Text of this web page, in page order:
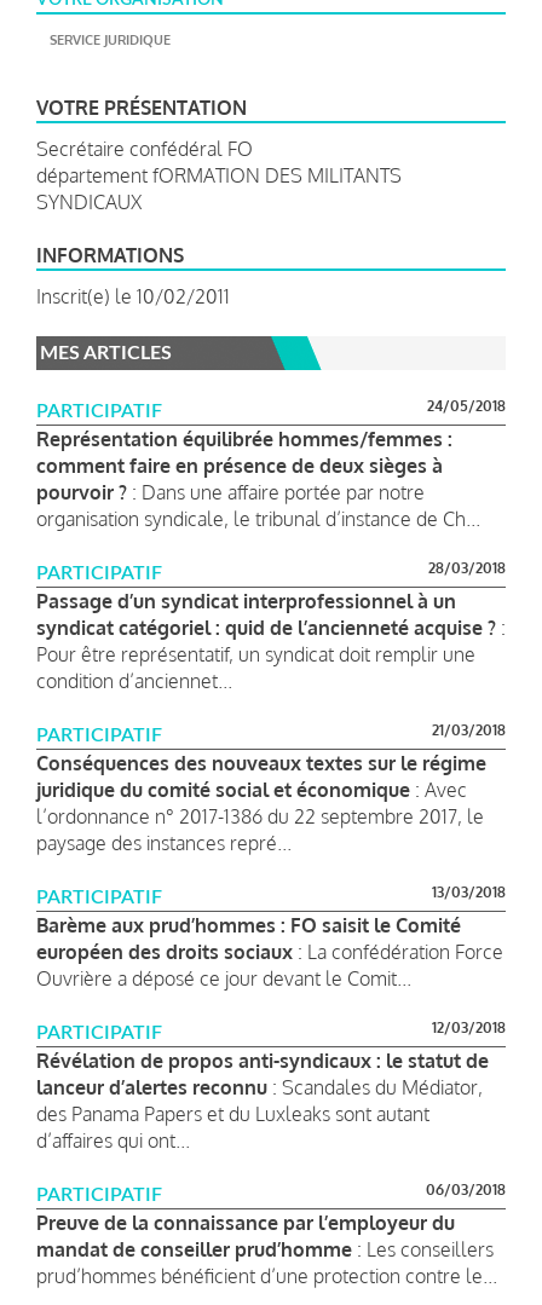
SERVICE JURIDIQUE
VOTRE PRÉSENTATION
Secrétaire confédéral FO
département fORMATION DES MILITANTS
SYNDICAUX
INFORMATIONS
Inscrit(e) le 10/02/2011
MES ARTICLES
PARTICIPATIF 24/05/2018
Représentation équilibrée hommes/femmes :
comment faire en présence de deux sièges à
pourvoir ? : Dans une affaire portée par notre
organisation syndicale, le tribunal d’instance de Ch...
PARTICIPATIF 28/03/2018
Passage d’un syndicat interprofessionnel à un
syndicat catégoriel : quid de l’ancienneté acquise ? :
Pour être représentatif, un syndicat doit remplir une
condition d’anciennet...
PARTICIPATIF 21/03/2018
Conséquences des nouveaux textes sur le régime
juridique du comité social et économique : Avec
l’ordonnance n° 2017-1386 du 22 septembre 2017, le
paysage des instances repré...
PARTICIPATIF 13/03/2018
Barème aux prud’hommes : FO saisit le Comité
européen des droits sociaux : La confédération Force
Ouvrière a déposé ce jour devant le Comit...
PARTICIPATIF 12/03/2018
Révélation de propos anti-syndicaux : le statut de
lanceur d’alertes reconnu : Scandales du Médiator,
des Panama Papers et du Luxleaks sont autant
d’affaires qui ont...
PARTICIPATIF 06/03/2018
Preuve de la connaissance par l’employeur du
mandat de conseiller prud’homme : Les conseillers
prud’hommes bénéficient d’une protection contre le...